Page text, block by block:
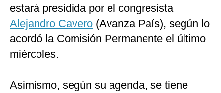
estará presidida por el congresista
Alejandro Cavero (Avanza País), según lo
acordó la Comisión Permanente el último
miércoles.
Asimismo, según su agenda, se tiene